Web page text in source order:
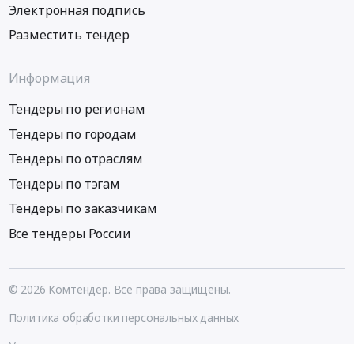
Электронная подпись
Разместить тендер
Информация
Тендеры по регионам
Тендеры по городам
Тендеры по отраслям
Тендеры по тэгам
Тендеры по заказчикам
Все тендеры России
© 2026 Комтендер. Все права защищены.
Политика обработки персональных данных